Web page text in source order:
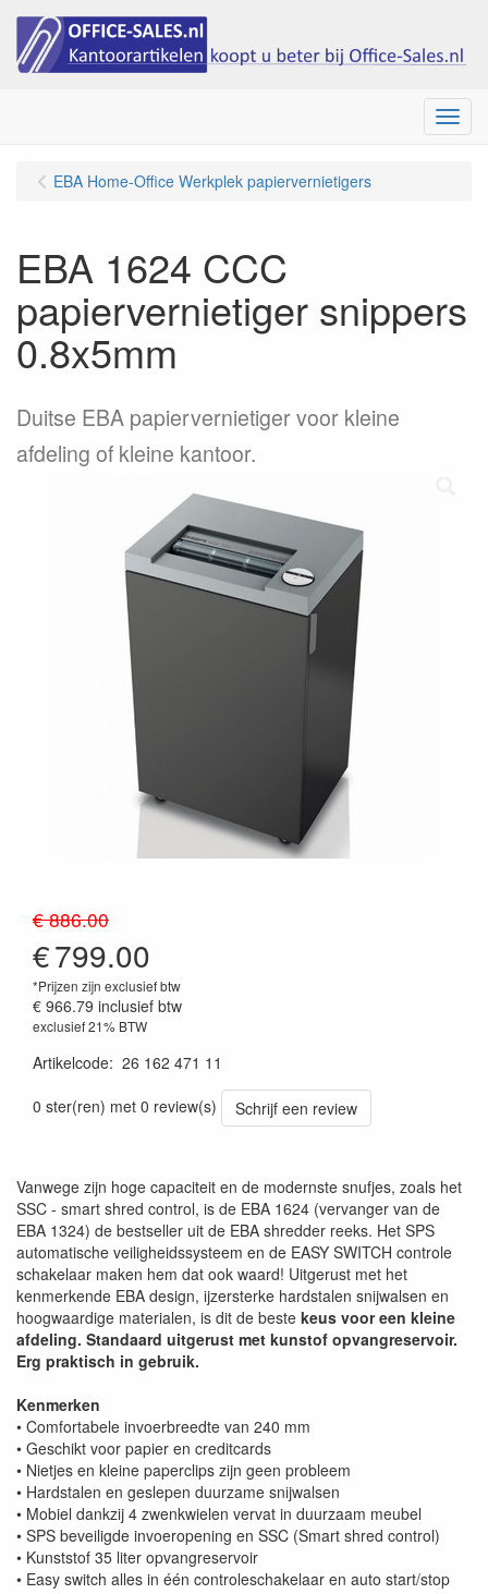
Menu
EBA Home-Office Werkplek papiervernietigers
EBA 1624 CCC
papiervernietiger snippers
0.8x5mm
Duitse EBA papiervernietiger voor kleine
afdeling of kleine kantoor.
€ 886.00
€799.00
*Prijzen zijn exclusief btw
€ 966.79 inclusief btw
exclusief 21% BTW
Artikelcode: 26 162 471 11
0 ster(ren) met 0 review(s)
Schrijf een review
Vanwege zijn hoge capaciteit en de modernste snufjes, zoals het
SSC - smart shred control, is de EBA 1624 (vervanger van de
EBA 1324) de bestseller uit de EBA shredder reeks. Het SPS
automatische veiligheidssysteem en de EASY SWITCH controle
schakelaar maken hem dat ook waard! Uitgerust met het
kenmerkende EBA design, ijzersterke hardstalen snijwalsen en
hoogwaardige materialen, is dit de beste keus voor een kleine
afdeling. Standaard uitgerust met kunstof opvangreservoir.
Erg praktisch in gebruik.
Kenmerken
• Comfortabele invoerbreedte van 240 mm
• Geschikt voor papier en creditcards
• Nietjes en kleine paperclips zijn geen probleem
• Hardstalen en geslepen duurzame snijwalsen
• Mobiel dankzij 4 zwenkwielen vervat in duurzaam meubel
• SPS beveiligde invoeropening en SSC (Smart shred control)
• Kunststof 35 liter opvangreservoir
• Easy switch alles in één controleschakelaar en auto start/stop